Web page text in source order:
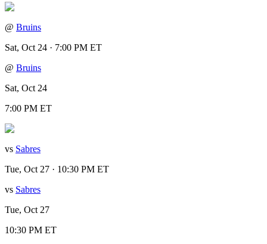
@ Bruins
Sat, Oct 24 · 7:00 PM ET
@ Bruins
Sat, Oct 24
7:00 PM ET
vs Sabres
Tue, Oct 27 · 10:30 PM ET
vs Sabres
Tue, Oct 27
10:30 PM ET